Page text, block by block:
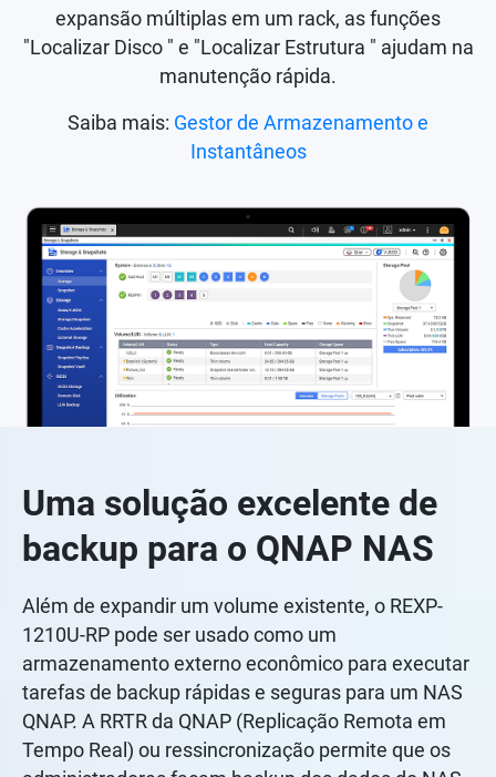
expansão múltiplas em um rack, as funções
"Localizar Disco " e "Localizar Estrutura " ajudam na
manutenção rápida.
Saiba mais: Gestor de Armazenamento e
Instantâneos
Uma solução excelente de
backup para o QNAP NAS
Além de expandir um volume existente, o REXP-
1210U-RP pode ser usado como um
armazenamento externo econômico para executar
tarefas de backup rápidas e seguras para um NAS
QNAP. A RRTR da QNAP (Replicação Remota em
Tempo Real) ou ressincronização permite que os